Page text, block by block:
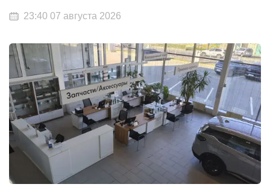
23:40 07 августа 2026